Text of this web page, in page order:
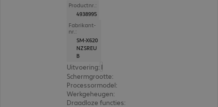
Productnr.:
4938995
Fabrikant-
nr.:
SM-X620
NZSREU
B
Uitvoering: Europa
Schermgrootte:
Processormodel:
Werkgeheugen:
Draadloze functies: